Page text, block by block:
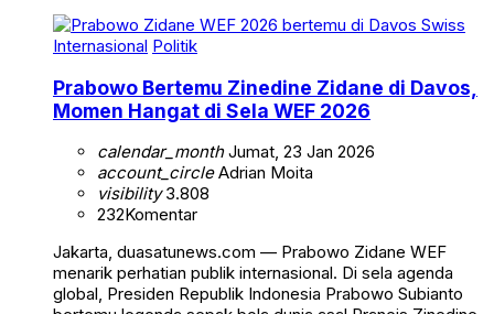
Internasional Politik
Prabowo Bertemu Zinedine Zidane di Davos,
Momen Hangat di Sela WEF 2026
calendar_monthJumat, 23 Jan 2026
account_circleAdrian Moita
visibility3.808
232Komentar
Jakarta, duasatunews.com — Prabowo Zidane WEF
menarik perhatian publik internasional. Di sela agenda
global, Presiden Republik Indonesia Prabowo Subianto